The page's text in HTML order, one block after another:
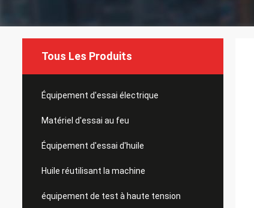
Tous Les Produits
Équipement d'essai électrique
Matériel d'essai au feu
Équipement d'essai d'huile
Huile réutilisant la machine
équipement de test à haute tension